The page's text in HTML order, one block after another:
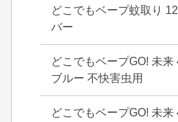
どこでもベープ蚊取り
バー
どこでもベープGO! 未来
ブルー 不快害虫用
どこでもベープGO! 未来